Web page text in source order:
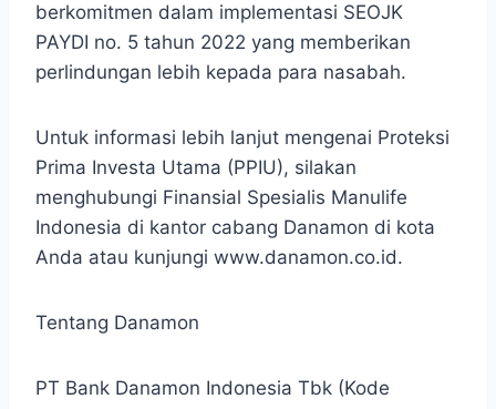
berkomitmen dalam implementasi SEOJK
PAYDI no. 5 tahun 2022 yang memberikan
perlindungan lebih kepada para nasabah.
Untuk informasi lebih lanjut mengenai Proteksi
Prima Investa Utama (PPIU), silakan
menghubungi Finansial Spesialis Manulife
Indonesia di kantor cabang Danamon di kota
Anda atau kunjungi www.danamon.co.id.
Tentang Danamon
PT Bank Danamon Indonesia Tbk (Kode